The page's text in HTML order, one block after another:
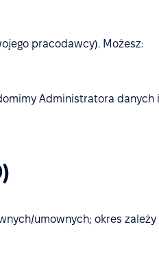
pracodawcy). Możesz:
Administratora danych i
umownych; okres zależy